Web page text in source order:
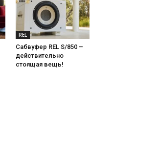
REL
Сабвуфер REL S/850 –
действительно
стоящая вещь!